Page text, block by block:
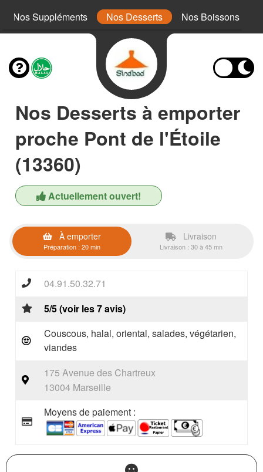
Nos Suppléments Nos Desserts Nos Boissons
Nos Desserts à emporter
proche Pont de l'Étoile
(13360)
Actuellement ouvert!
À emporter
Préparation : 20 min
Livraison
Livraison : 30 à 45 mn
04.91.50.32.71
5/5 (voir les 7 avis)
Couscous, halal, oriental, salades, végétarien,
viandes
175 Avenue des Chartreux
13004 Marseille
Moyens de paiement :